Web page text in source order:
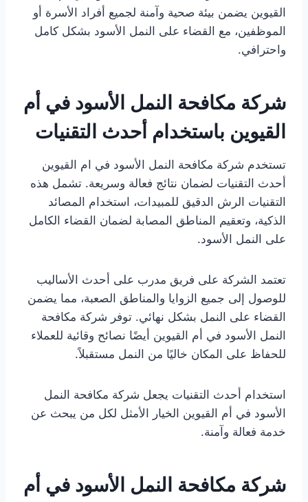
القيوين يضمن بيئة صحية وآمنة لجميع أفراد الأسرة أو
الموظفين، مع القضاء على النمل الأسود بشكل كامل
واحترافي.
شركة مكافحة النمل الأسود في أم
القيوين باستخدام أحدث التقنيات
تستخدم شركة مكافحة النمل الأسود في ام القيوين
أحدث التقنيات لضمان نتائج فعالة وسريعة. تشمل هذه
التقنيات الرش الدقيق للمبيدات، استخدام المصائد
الذكية، وتعقيم المناطق المصابة لضمان القضاء الكامل
على النمل الأسود.
تعتمد الشركة على فريق مدرب على أحدث الأساليب
للوصول إلى جميع الزوايا والمناطق الصعبة، مما يضمن
القضاء على النمل بشكل نهائي. توفر شركة مكافحة
النمل الأسود في أم القيوين أيضًا نصائح وقائية للعملاء
للحفاظ على المكان خاليًا من النمل مستقبلاً.
استخدام أحدث التقنيات يجعل شركة مكافحة النمل
الأسود في أم القيوين الخيار الأمثل لكل من يبحث عن
خدمة فعالة وآمنة.
شركة مكافحة النمل الأسود في أم